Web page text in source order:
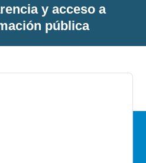
y acceso a
pública